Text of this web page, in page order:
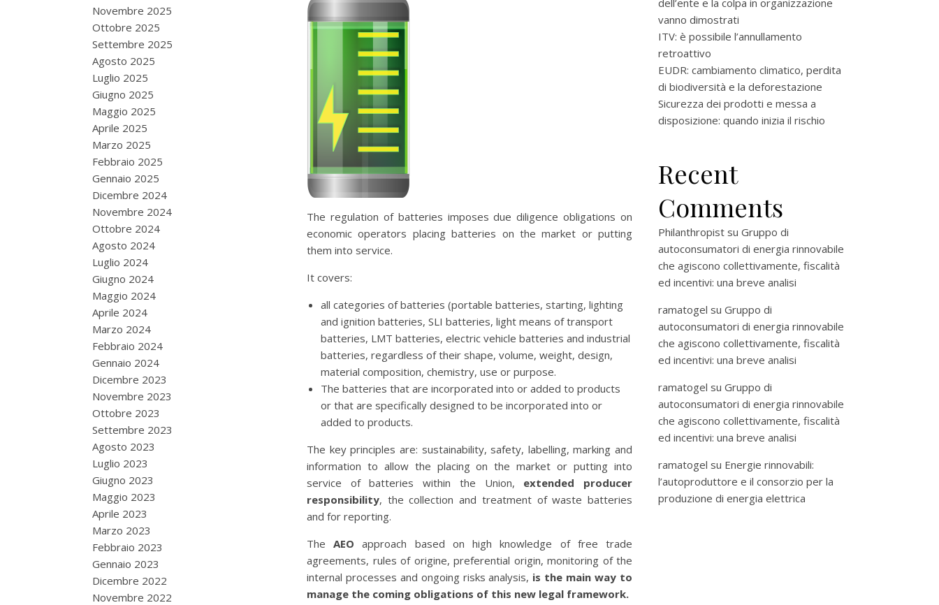
Novembre 2025
Ottobre 2025
Settembre 2025
Agosto 2025
Luglio 2025
Giugno 2025
Maggio 2025
Aprile 2025
Marzo 2025
Febbraio 2025
Gennaio 2025
Dicembre 2024
Novembre 2024
Ottobre 2024
Agosto 2024
Luglio 2024
Giugno 2024
Maggio 2024
Aprile 2024
Marzo 2024
Febbraio 2024
Gennaio 2024
Dicembre 2023
Novembre 2023
Ottobre 2023
Settembre 2023
Agosto 2023
Luglio 2023
Giugno 2023
Maggio 2023
Aprile 2023
Marzo 2023
Febbraio 2023
Gennaio 2023
Dicembre 2022
Novembre 2022
The regulation of batteries imposes due diligence obligations on
economic operators placing batteries on the market or putting
them into service.
It covers:
all categories of batteries (portable batteries, starting, lighting
and ignition batteries, SLI batteries, light means of transport
batteries, LMT batteries, electric vehicle batteries and industrial
batteries, regardless of their shape, volume, weight, design,
material composition, chemistry, use or purpose.
The batteries that are incorporated into or added to products
or that are specifically designed to be incorporated into or
added to products.
The key principles are: sustainability, safety, labelling, marking and
information to allow the placing on the market or putting into
service of batteries within the Union, extended producer
responsibility, the collection and treatment of waste batteries
and for reporting.
The AEO approach based on high knowledge of free trade
agreements, rules of origine, preferential origin, monitoring of the
internal processes and ongoing risks analysis, is the main way to
manage the coming obligations of this new legal framework.
dell’ente e la colpa in organizzazione
vanno dimostrati
ITV: è possibile l’annullamento
retroattivo
EUDR: cambiamento climatico, perdita
di biodiversità e la deforestazione
Sicurezza dei prodotti e messa a
disposizione: quando inizia il rischio
Recent
Comments
Philanthropist su Gruppo di
autoconsumatori di energia rinnovabile
che agiscono collettivamente, fiscalità
ed incentivi: una breve analisi
ramatogel su Gruppo di
autoconsumatori di energia rinnovabile
che agiscono collettivamente, fiscalità
ed incentivi: una breve analisi
ramatogel su Gruppo di
autoconsumatori di energia rinnovabile
che agiscono collettivamente, fiscalità
ed incentivi: una breve analisi
ramatogel su Energie rinnovabili:
l’autoproduttore e il consorzio per la
produzione di energia elettrica